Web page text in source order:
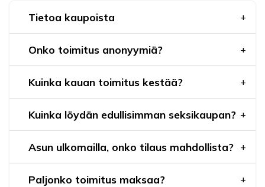
Tietoa kaupoista
Onko toimitus anonyymiä?
Kuinka kauan toimitus kestää?
Kuinka löydän edullisimman seksikaupan?
Asun ulkomailla, onko tilaus mahdollista?
Paljonko toimitus maksaa?